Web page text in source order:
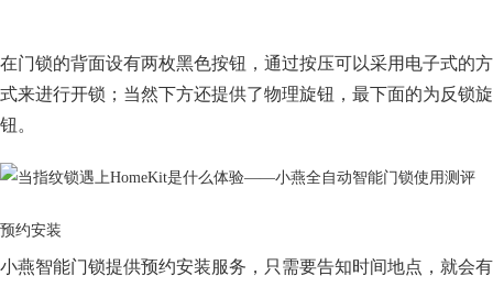
在门锁的背面设有两枚黑色按钮，通过按压可以采用电子式的方
式来进行开锁；当然下方还提供了物理旋钮，最下面的为反锁旋
钮。
预约安装
小燕智能门锁提供预约安装服务，只需要告知时间地点，就会有